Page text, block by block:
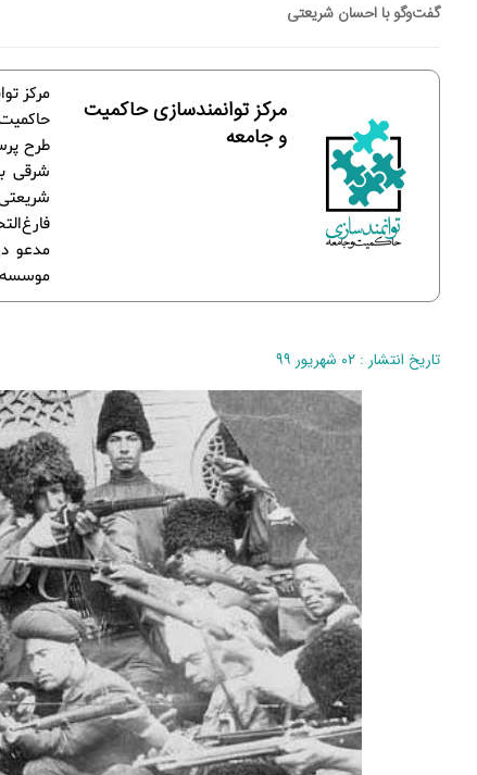
گفت‌وگو با احسان شریعتی
مرکز
طرح
شرقی
مدعو
موسسه
مرکز توانمندسازی حاکمیت
و جامعه
تاریخ انتشار : ۰۲ شهریور ۹۹